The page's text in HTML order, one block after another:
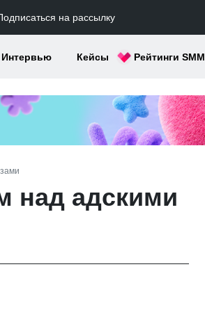
на рассылку
Интервью Кейсы Рейтинги SMM
над адскими